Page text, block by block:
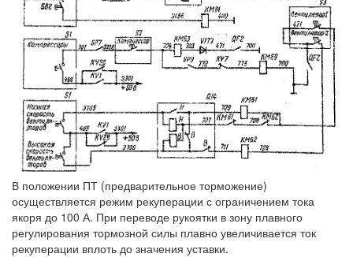
В положении ПТ (предварительное торможение)
осуществляется режим рекуперации с ограничением тока
якоря до 100 А. При переводе рукоятки в зону плавного
регулирования тормозной силы плавно увеличивается ток
рекуперации вплоть до значения уставки.